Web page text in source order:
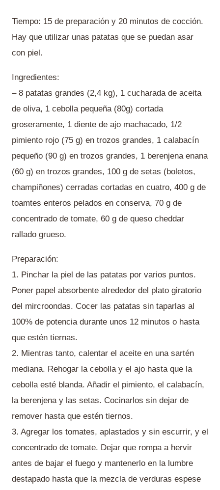
Tiempo: 15 de preparación y 20 minutos de cocción.
Hay que utilizar unas patatas que se puedan asar
con piel.
Ingredientes:
– 8 patatas grandes (2,4 kg), 1 cucharada de aceita
de oliva, 1 cebolla pequeña (80g) cortada
groseramente, 1 diente de ajo machacado, 1/2
pimiento rojo (75 g) en trozos grandes, 1 calabacín
pequeño (90 g) en trozos grandes, 1 berenjena enana
(60 g) en trozos grandes, 100 g de setas (boletos,
champiñones) cerradas cortadas en cuatro, 400 g de
toamtes enteros pelados en conserva, 70 g de
concentrado de tomate, 60 g de queso cheddar
rallado grueso.
Preparación:
1. Pinchar la piel de las patatas por varios puntos.
Poner papel absorbente alrededor del plato giratorio
del mircroondas. Cocer las patatas sin taparlas al
100% de potencia durante unos 12 minutos o hasta
que estén tiernas.
2. Mientras tanto, calentar el aceite en una sartén
mediana. Rehogar la cebolla y el ajo hasta que la
cebolla esté blanda. Añadir el pimiento, el calabacín,
la berenjena y las setas. Cocinarlos sin dejar de
remover hasta que estén tiernos.
3. Agregar los tomates, aplastados y sin escurrir, y el
concentrado de tomate. Dejar que rompa a hervir
antes de bajar el fuego y mantenerlo en la lumbre
destapado hasta que la mezcla de verduras espese